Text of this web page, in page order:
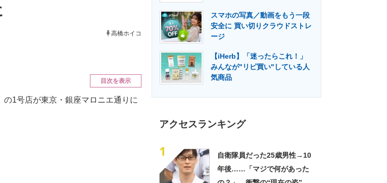
エネルギーの専門メディア 建設×テクノロジーの最前線
高橋ホイコ
目次を表示
1号店が東京・銀座マロニエ通りに
スマホの写真／動画をもう一段
安全に 買い切りクラウドストレ
ージ
【iHerb】「迷ったらこれ！」
みんなが"リピ買い"している人
気商品
アクセスランキング
1
自衛隊員だった25歳男性→10
年後……「マジで何があった